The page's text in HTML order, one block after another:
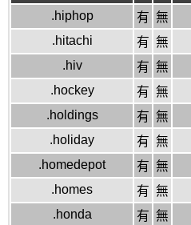
.hiphop 有 無
.hitachi
有 無
.hiv
有 無
.hockey
有 無
.holdings
有 無
.holiday
有 無
.homedepot
有 無
.homes
有 無
.honda
有 無